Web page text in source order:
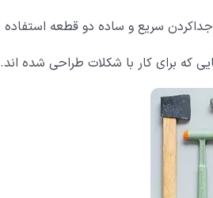
که برای کار با شکلات طراحی شده اند.